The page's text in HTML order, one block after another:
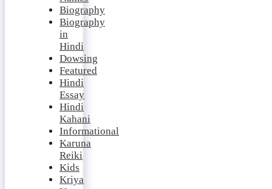
Biography
Biography
in
Hindi
Dowsing
Featured
Hindi
Essay
Hindi
Kahani
Informational
Karuna
Reiki
Kids
Kriya